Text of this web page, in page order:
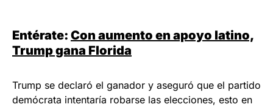
Entérate: Con aumento en apoyo latino,
Trump gana Florida
Trump se declaró el ganador y aseguró que el partido
demócrata intentaría robarse las elecciones, esto en